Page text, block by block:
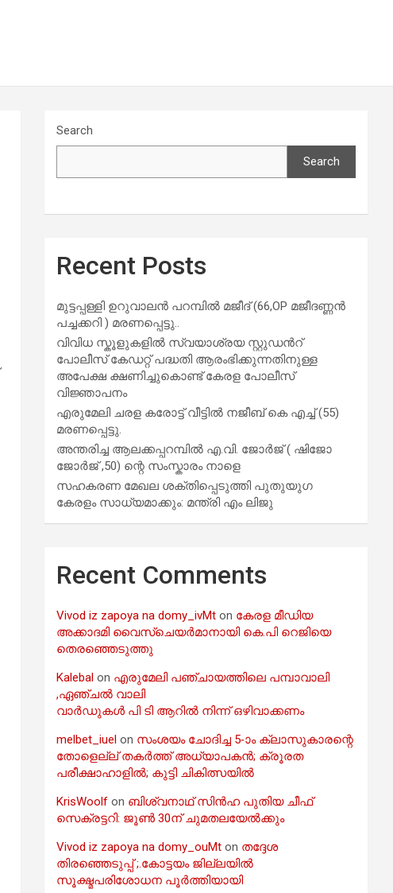
Search
Search
Recent Posts
മുട്ടപ്പള്ളി ഉറുവാലൻ പറമ്പിൽ മജീദ് (66,OP മജീദണ്ണൻ
പച്ചക്കറി ) മരണപ്പെട്ടു..
വിവിധ സ്കൂളുകളില്‍ സ്വയാശ്രയ സ്റ്റുഡന്‍റ്
പോലീസ് കേഡറ്റ് പദ്ധതി ആരംഭിക്കുന്നതിനുള്ള
അപേക്ഷ ക്ഷണിച്ചുകൊണ്ട് കേരള പോലീസ്
വിജ്ഞാപനം
എരുമേലി ചരള കരോട്ട് വീട്ടിൽ നജീബ് കെ എച്ച് (55)
മരണപ്പെട്ടു.
അന്തരിച്ച ആ​ല​ക്ക​പ്പ​റമ്പിൽ​ എ.​വി. ജോ​ർ​ജ് ( ഷിജോ
ജോർജ് ,50) ന്റെ സംസ്കാരം നാളെ
സഹകരണ മേഖല ശക്തിപ്പെടുത്തി പുതുയുഗ
കേരളം സാധ്യമാക്കും: മന്ത്രി എം ലിജു
Recent Comments
Vivod iz zapoya na domy_ivMt on കേരള മീഡിയ
അക്കാദമി വൈസ്ചെയർമാനായി കെ.പി റെജിയെ
തെരഞ്ഞെടുത്തു
Kalebal on എരുമേലി പഞ്ചായത്തിലെ പമ്പാവാലി
,ഏഞ്ചൽ വാലി
വാർഡുകൾ പി ടി ആറിൽ നിന്ന് ഒഴിവാക്കണം
melbet_iuel on സംശയം ചോദിച്ച 5-ാം ക്ലാസുകാരന്റെ
തോളെല്ല് തകർത്ത് അധ്യാപകൻ; ക്രൂരത
പരീക്ഷാഹാളിൽ; കുട്ടി ചികിത്സയിൽ
KrisWoolf on ബിശ്വനാഥ് സിൻഹ പുതിയ ചീഫ്
സെക്രട്ടറി: ജൂൺ 30ന് ചുമതലയേൽക്കും
Vivod iz zapoya na domy_ouMt on തദ്ദേശ
തിരഞ്ഞെടുപ്പ് ;.കോട്ടയം ജില്ലയിൽ
സൂക്ഷ്മപരിശോധന പൂർത്തിയായി